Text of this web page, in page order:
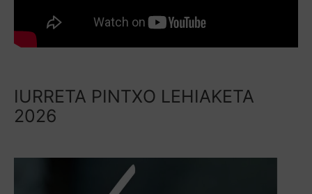
IURRETA PINTXO LEHIAKETA
2026